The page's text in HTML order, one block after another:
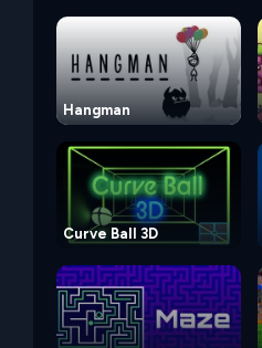
Hangman
Curve Ball 3D